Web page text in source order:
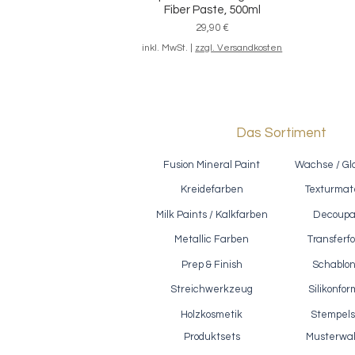
Fiber Paste, 500ml
Preis
29,90 €
inkl. MwSt. zzgl. Versandkosten
Schnellansicht
Reißlack / Polyvine - Crackle Glaze,
500ml
Das Sortiment
Fusion Mineral Paint Wachse /
Kreidefarben
Milk Paints / Kalkfarben
Metallic Farben
Prep & Finish
Streichwerkzeug
Holzkosmetik
Produktsets